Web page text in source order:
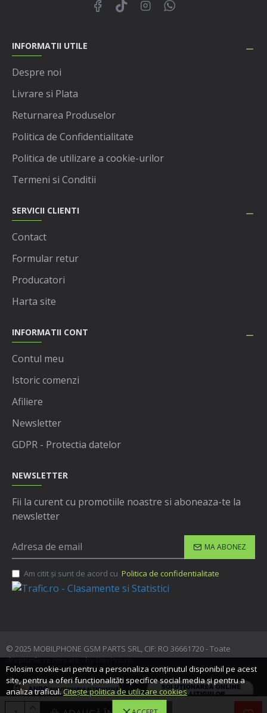
INFORMATII UTILE
Despre noi
Livrare si Plata
Returnarea Produselor
Politica de Confidentialitate
Politica de utilizare a cookie-urilor
Termeni si Conditii
SERVICII CLIENTI
Contact
Formular retur
Producatori
Harta site
INFORMATII CONT
Contul meu
Istoric comenzi
Afiliere
Newsletter
GDPR - Protectia datelor
NEWSLETTER
Fii la curent cu promotiile noastre si aboneaza-te la
newsletter
MA ABONEZ
Am citit şi sunt de acord cu Politica de confidentialitate
© 2025 MOBILPHONE GSM PARTS SRL, CIF: RO 36661720 - Toate
drepturile rezervate - by DevPro.ro
Folosim cookie-uri pentru a personaliza conținutul disponibil pe acest
site, pentru a oferi funcționalităti specifice social media și pentru a
analiza traficul.Citește politica de utilizare cookies